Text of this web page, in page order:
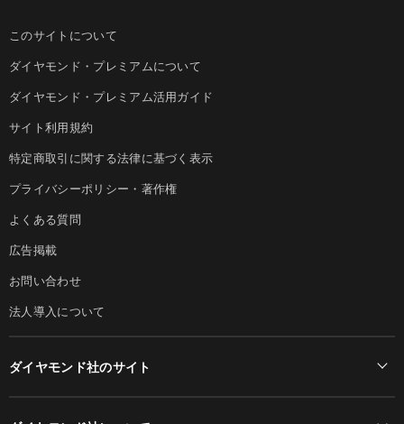
このサイトについて
ダイヤモンド・プレミアムについて
ダイヤモンド・プレミアム活用ガイド
サイト利用規約
特定商取引に関する法律に基づく表示
プライバシーポリシー・著作権
よくある質問
広告掲載
お問い合わせ
法人導入について
ダイヤモンド社のサイト